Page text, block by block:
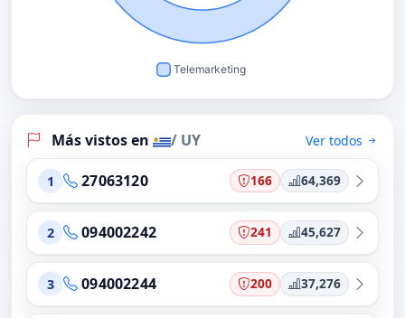
Más vistos en / UY Ver todos
1 27063120 166 64,369
2 094002242 241 45,627
3 094002244 200 37,276